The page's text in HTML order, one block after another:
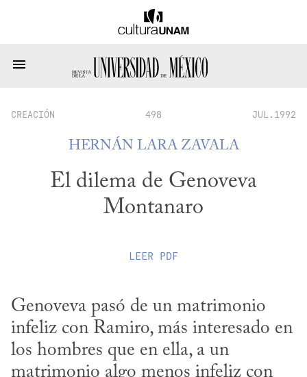
CREACIÓN 498 JUL.1992
HERNÁN LARA ZAVALA
El dilema de Genoveva
Montanaro
LEER PDF
Genoveva pasó de un matrimonio
infeliz con Ramiro, más interesado en
los hombres que en ella, a un
matrimonio algo menos infeliz con